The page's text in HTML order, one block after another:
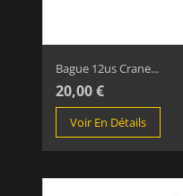
Bague 12us Crane...
20,00 €
Voir En Détails